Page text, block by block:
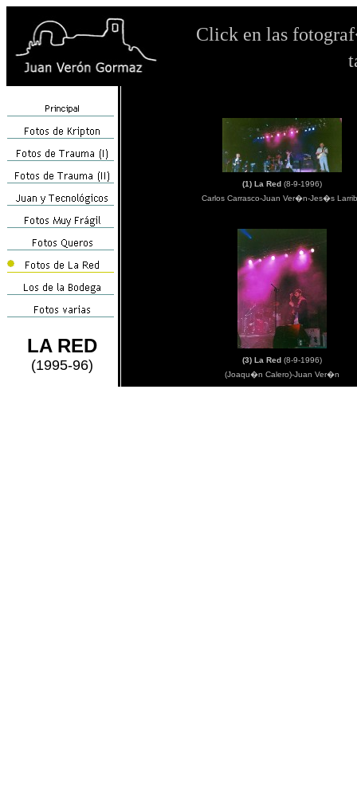
Click en las
LA RED
(1995-96)
(1) La Red (8-9-1996)
Carlos Carrasco-Juan Ver�n-Jes�s
(3) La Red (8-9-1996)
(Joaqu�n Calero)-Juan Ver�n